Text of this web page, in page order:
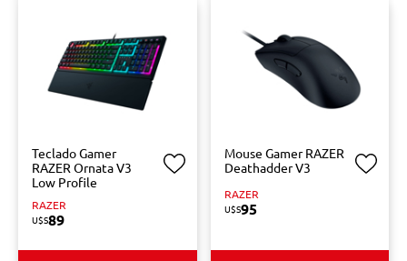
Teclado Gamer
RAZER Ornata V3
Low Profile
RAZER
U$S89
Mouse Gamer RAZER
Deathadder V3
RAZER
U$S95